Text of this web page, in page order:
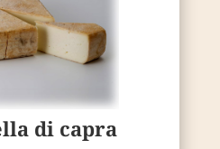
di capra